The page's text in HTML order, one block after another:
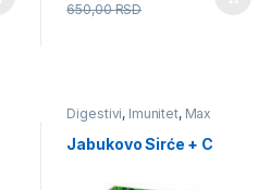
650,00RSD
Digestivi, Imunitet, Max
Medica
Jabukovo Sirće + C